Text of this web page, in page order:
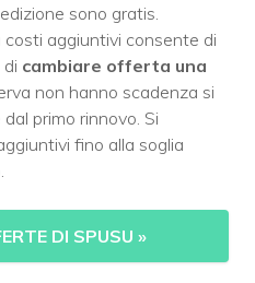
sono gratis.
costi aggiuntivi consente di
cambiare offerta una
non hanno scadenza si
primo rinnovo. Si
fino alla soglia
DI SPUSU »